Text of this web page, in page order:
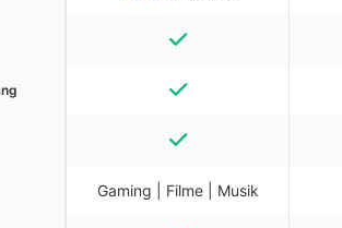
Gaming | Filme | Musik